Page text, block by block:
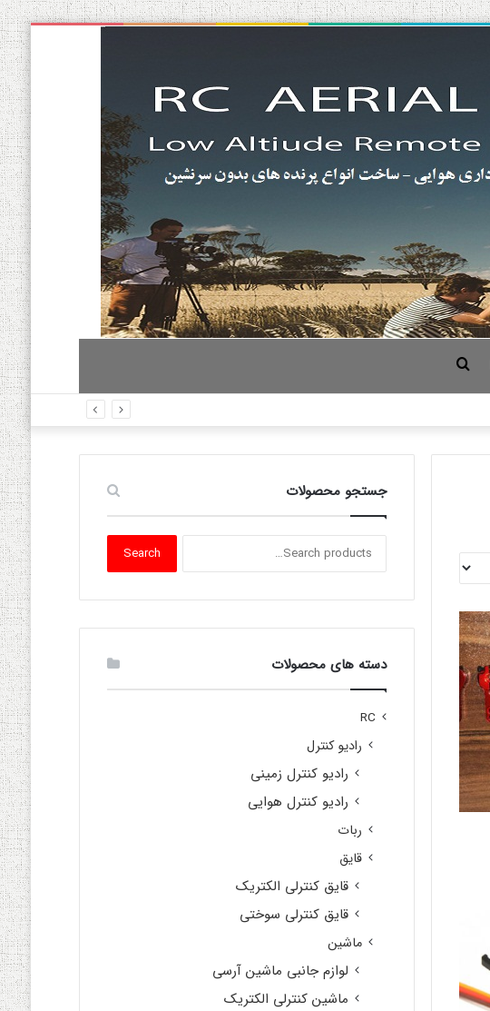
جستجو
جستجو محصولات
Search
دسته های محصولات
RC
رادیو کنترل
رادیو کنترل زمینی
رادیو کنترل هوایی
ربات
قایق
قایق کنترلی الکتریک
قایق کنترلی سوختی
ماشین
لوازم جانبی ماشین آرسی
ماشین کنترلی الکتریک